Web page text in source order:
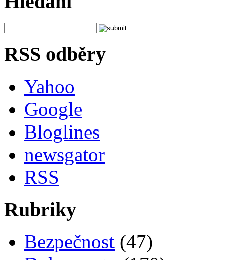
RSS odběry
Yahoo
Google
Bloglines
newsgator
RSS
Rubriky
Bezpečnost (47)